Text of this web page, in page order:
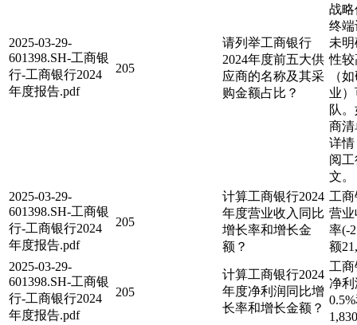
2025-03-29-
601398.SH-工商银
行-工商银行2024
年度报告.pdf
205
请列举工商银行
2024年度前五大供
应商的名称及其采
购金额占比？
战
终
未
性
（
业
队
商
详
阅
文。
2025-03-29-
601398.SH-工商银
行-工商银行2024
年度报告.pdf
205
计算工商银行2024
年度营业收入同比
增长率和增长金
额？
工
营
率(-
额
2025-03-29-
601398.SH-工商银
行-工商银行2024
年度报告.pdf
205
计算工商银行2024
年度净利润同比增
长率和增长金额？
工
净